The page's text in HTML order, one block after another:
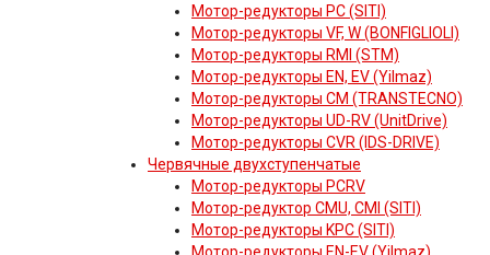
Мотор-редукторы PC (SITI)
Мотор-редукторы VF, W (BONFIGLIOLI)
Мотор-редукторы RMI (STM)
Мотор-редукторы EN, EV (Yilmaz)
Мотор-редукторы CM (TRANSTECNO)
Мотор-редукторы UD-RV (UnitDrive)
Мотор-редукторы CVR (IDS-DRIVE)
Червячные двухступенчатые
Мотор-редукторы PCRV
Мотор-редуктор CMU, CMI (SITI)
Мотор-редукторы KPC (SITI)